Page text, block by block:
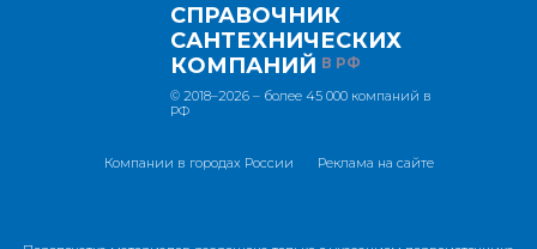
СПРАВОЧНИК
САНТЕХНИЧЕСКИХ
КОМПАНИЙ В РФ
© 2018–2026 – более 45 000 компаний в
РФ
Компании в городах России Реклама на сайте